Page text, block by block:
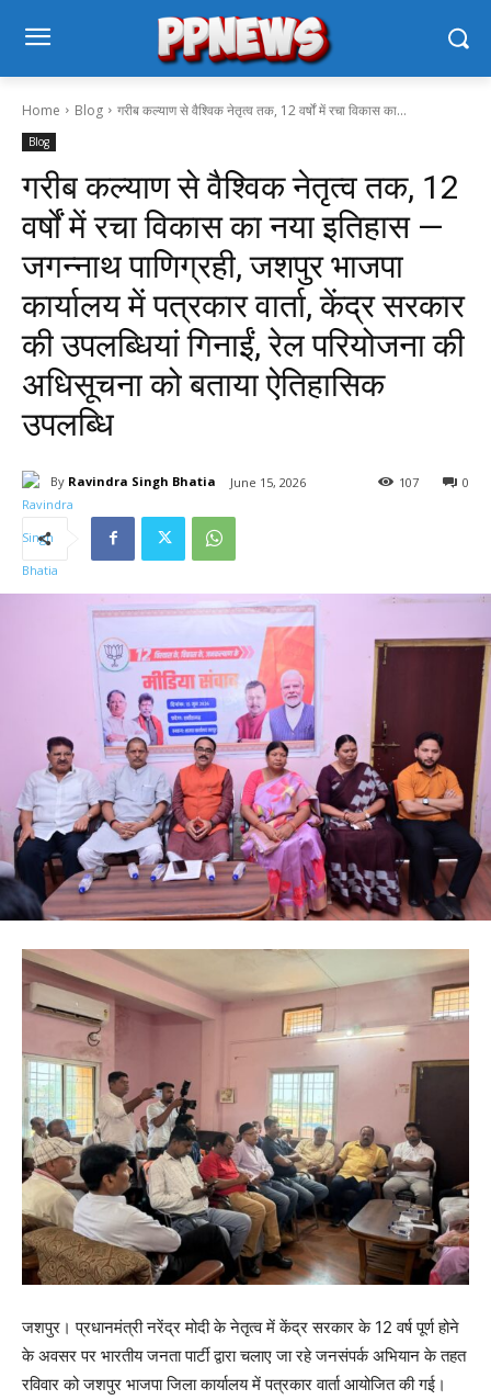
Home Blog गरीब कल्याण से वैश्विक नेतृत्व तक, 12 वर्षों में रचा विकास का...
Blog
गरीब कल्याण से वैश्विक नेतृत्व तक, 12
वर्षों में रचा विकास का नया इतिहास —
जगन्नाथ पाणिग्रही, जशपुर भाजपा
कार्यालय में पत्रकार वार्ता, केंद्र सरकार
की उपलब्धियां गिनाईं, रेल परियोजना की
अधिसूचना को बताया ऐतिहासिक
उपलब्धि
By Ravindra Singh Bhatia June 15, 2026 0
107
जशपुर। प्रधानमंत्री नरेंद्र मोदी के नेतृत्व में केंद्र सरकार के 12 वर्ष पूर्ण होने
के अवसर पर भारतीय जनता पार्टी द्वारा चलाए जा रहे जनसंपर्क अभियान के तहत
रविवार को जशपुर भाजपा जिला कार्यालय में पत्रकार वार्ता आयोजित की गई।